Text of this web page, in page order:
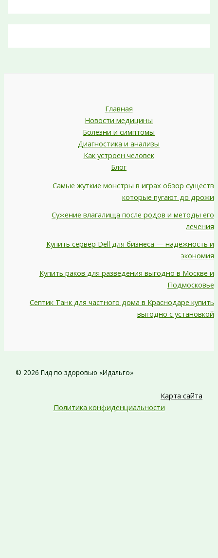
Главная
Новости медицины
Болезни и симптомы
Диагностика и анализы
Как устроен человек
Блог
Самые жуткие монстры в играх обзор существ
которые пугают до дрожи
Сужение влагалища после родов и методы его
лечения
Купить сервер Dell для бизнеса — надежность и
экономия
Купить раков для разведения выгодно в Москве и
Подмосковье
Септик Танк для частного дома в Краснодаре купить
выгодно с установкой
© 2026 Гид по здоровью «Идальго»
Карта сайта
Политика конфиденциальности